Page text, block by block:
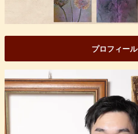
プロフィール